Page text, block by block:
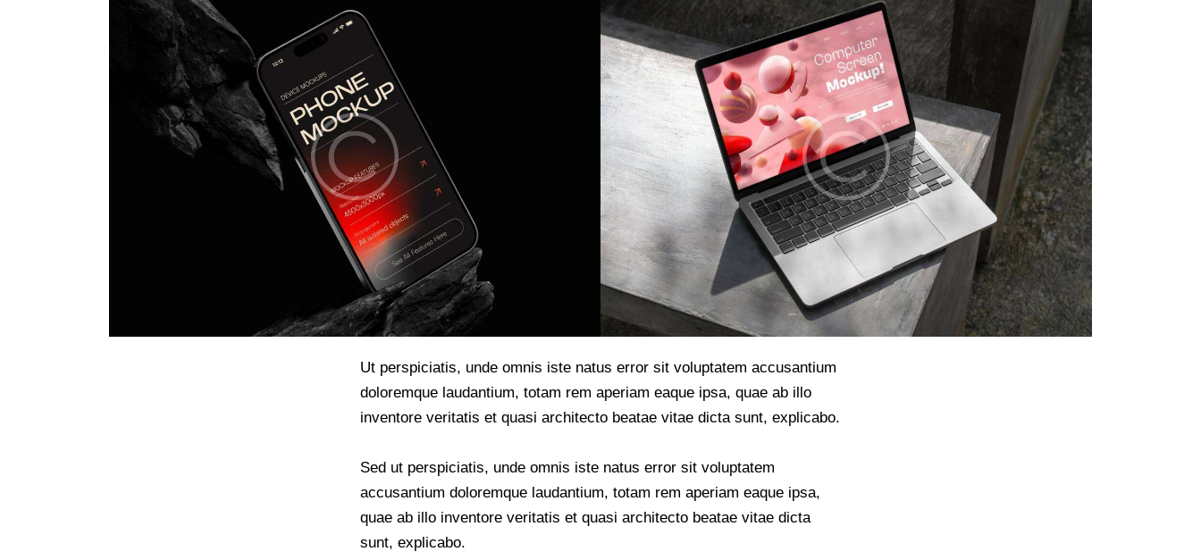
Ut perspiciatis, unde omnis iste natus error sit voluptatem accusantium
doloremque laudantium, totam rem aperiam eaque ipsa, quae ab illo
inventore veritatis et quasi architecto beatae vitae dicta sunt, explicabo.
Sed ut perspiciatis, unde omnis iste natus error sit voluptatem
accusantium doloremque laudantium, totam rem aperiam eaque ipsa,
quae ab illo inventore veritatis et quasi architecto beatae vitae dicta
sunt, explicabo.